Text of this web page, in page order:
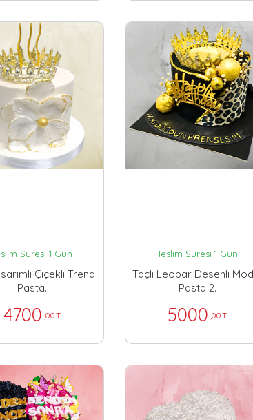
Süresi 1 Gün
Çiçekli Trend
Pasta.
4700 ,00 TL
Teslim Süresi 1 Gün
Taçlı Leopar Desenli
Pasta 2.
5000 ,00 TL